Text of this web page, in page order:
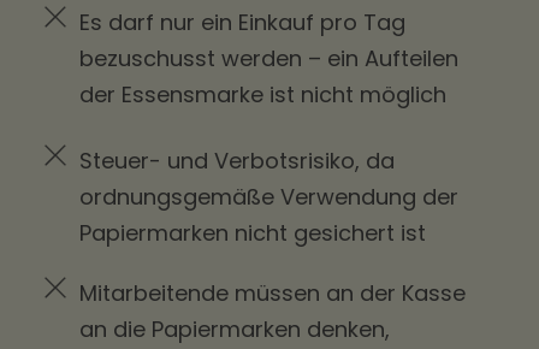
Es darf nur ein Einkauf pro Tag
bezuschusst werden – ein Aufteilen
der Essensmarke ist nicht möglich
Steuer- und Verbotsrisiko, da
ordnungsgemäße Verwendung der
Papiermarken nicht gesichert ist
Mitarbeitende müssen an der Kasse
an die Papiermarken denken,